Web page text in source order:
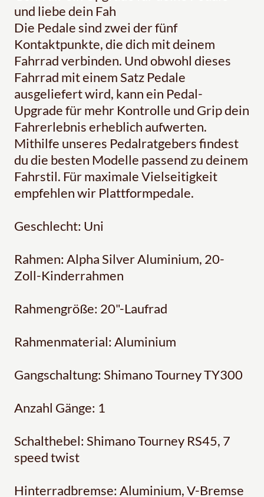
und liebe dein Fah
Die Pedale sind zwei der fünf
Kontaktpunkte, die dich mit deinem
Fahrrad verbinden. Und obwohl dieses
Fahrrad mit einem Satz Pedale
ausgeliefert wird, kann ein Pedal-
Upgrade für mehr Kontrolle und Grip dein
Fahrerlebnis erheblich aufwerten.
Mithilfe unseres Pedalratgebers findest
du die besten Modelle passend zu deinem
Fahrstil. Für maximale Vielseitigkeit
empfehlen wir Plattformpedale.
Geschlecht: Uni
Rahmen: Alpha Silver Aluminium, 20-
Zoll-Kinderrahmen
Rahmengröße: 20"-Laufrad
Rahmenmaterial: Aluminium
Gangschaltung: Shimano Tourney TY300
Anzahl Gänge: 1
Schalthebel: Shimano Tourney RS45, 7
speed twist
Hinterradbremse: Aluminium, V-Bremse